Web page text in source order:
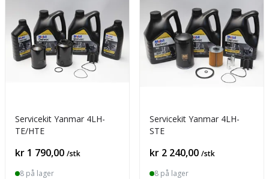
Servicekit Yanmar 4LH-
TE/HTE
Pris
kr 1 790,00 /stk
8 på lager
Servicekit Yanmar 4LH-
STE
Pris
kr 2 240,00 /stk
8 på lager